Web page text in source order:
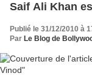
Saif Ali Khan
Publié le 31/12/2010 à
Par Le Blog de